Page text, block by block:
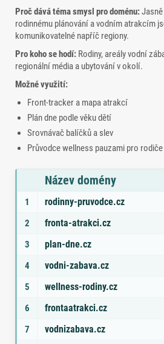
Proč dává téma smysl pro doménu:
rodinnému plánování a vodním atrakcím
komunikovatelné napříč regiony.
Pro koho se hodí: Rodiny, areály vodní
regionální média a ubytování v okolí.
Možné využití:
Front‑tracker a mapa atrakcí
Plán dne podle věku dětí
Srovnávač balíčků a slev
Průvodce wellness pauzami pro rodiče
Seznam doporučených domén s tématy
Název domény
1 rodinny-pruvodce.cz
2 fronta-atrakci.cz
3 plan-dne.cz
4 vodni-zabava.cz
5 wellness-rodiny.cz
6 frontaatrakci.cz
7 vodnizabava.cz